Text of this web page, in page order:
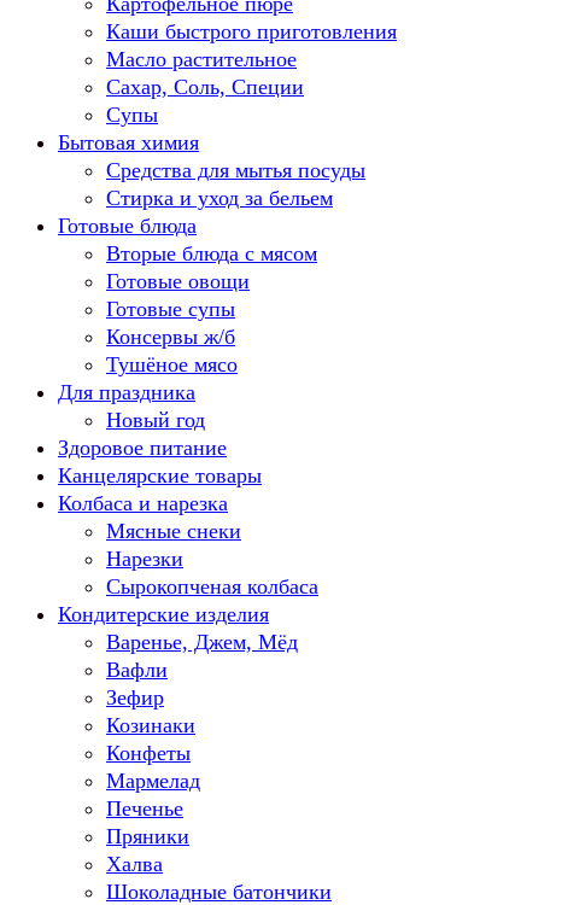
Каши быстрого приготовления
Масло растительное
Сахар, Соль, Специи
Супы
Бытовая химия
Средства для мытья посуды
Стирка и уход за бельем
Готовые блюда
Вторые блюда с мясом
Готовые овощи
Готовые супы
Консервы ж/б
Тушёное мясо
Для праздника
Новый год
Здоровое питание
Канцелярские товары
Колбаса и нарезка
Мясные снеки
Нарезки
Сырокопченая колбаса
Кондитерские изделия
Варенье, Джем, Мёд
Вафли
Зефир
Козинаки
Конфеты
Мармелад
Печенье
Пряники
Халва
Шоколадные батончики